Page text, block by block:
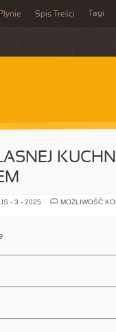
Płynie Spis Treści Tagi
- 3 - 2025
MOŻLIWOŚĆ